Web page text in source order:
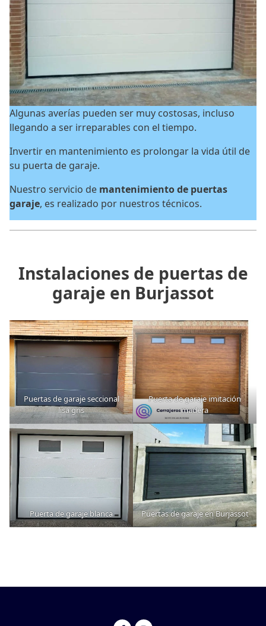
Algunas averías pueden ser muy costosas, incluso
llegando a ser irreparables con el tiempo.
Invertir en mantenimiento es prolongar la vida útil de
su puerta de garaje.
Nuestro servicio de mantenimiento de puertas
garaje, es realizado por nuestros técnicos.
Instalaciones de puertas de
garaje en Burjassot
Puertas de garaje seccional
lisa gris
Puerta de garaje imitación
madera
Puerta de garaje blanca Puertas de garaje en Burjassot